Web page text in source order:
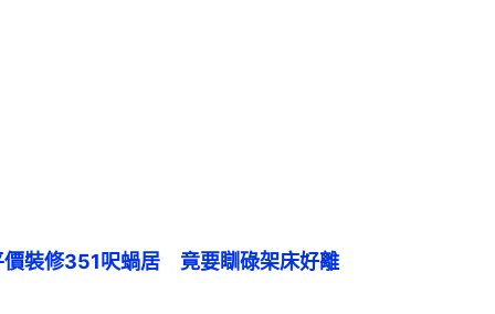
裝修351呎蝸居　竟要瞓碌架床好離